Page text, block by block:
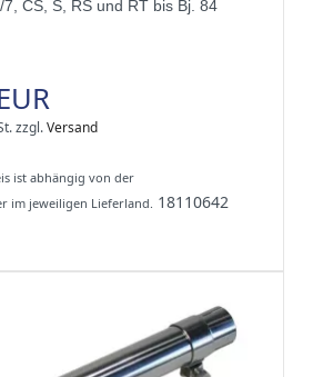
7, CS, S, RS und RT bis Bj. 84
zzgl.Versand
ist abhängig von der
im jeweiligen Lieferland.
18110642